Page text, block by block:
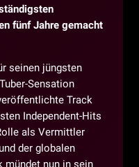
fünf Jahre gemacht
seinen jüngsten
Sensation
Track
Independent-Hits
als Vermittler
der globalen
mündet nun in sein